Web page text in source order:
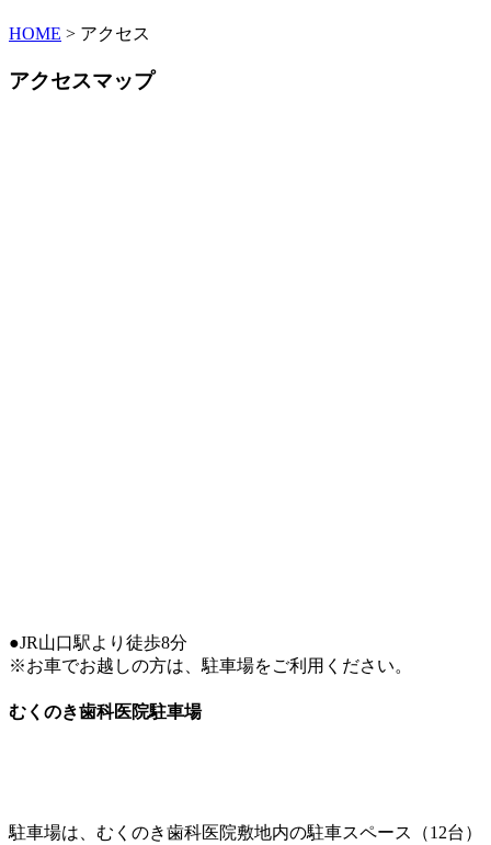
HOME > アクセス
アクセスマップ
●JR山口駅より徒歩8分
※お車でお越しの方は、駐車場をご利用ください。
むくのき歯科医院駐車場
駐車場は、むくのき歯科医院敷地内の駐車スペース（12台）